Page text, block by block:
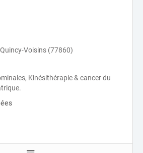
Voisins (77860)
Kinésithérapie & cancer du